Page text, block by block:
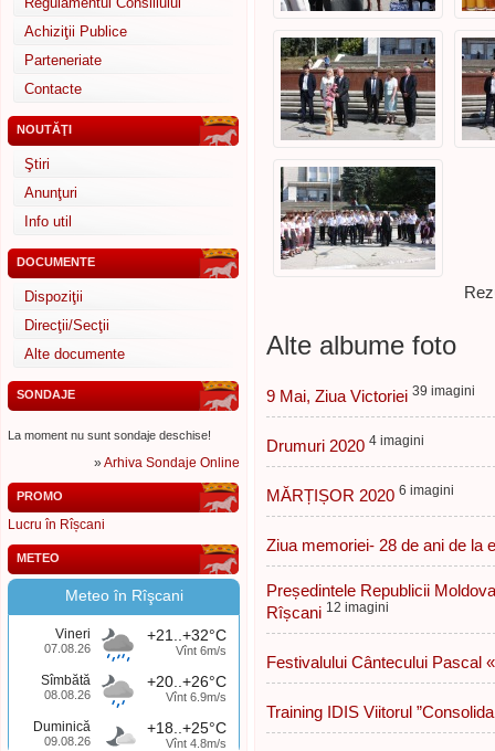
Achiziţii Publice
Parteneriate
Contacte
NOUTĂŢI
Ştiri
Anunţuri
Info util
DOCUMENTE
Dispoziţii
Direcţii/Secţii
Alte documente
SONDAJE
La moment nu sunt sondaje deschise!
»Arhiva Sondaje Online
PROMO
Lucru în Rîșcani
METEO
Meteo în Rîşcani
Vineri
07.08.26
+21..+32°C
Vînt 6m/s
Sîmbătă
08.08.26
+20..+26°C
Vînt 6.9m/s
Duminică
09.08.26
+18..+25°C
Vînt 4.8m/s
Alte albume foto
9 Mai, Ziua Victoriei 39 imagini
Drumuri 2020 4 imagini
MĂRȚIȘOR 2020 6 imagini
Ziua memoriei- 28 de ani de la
Președintele Republicii
Rîșcani 12 imagini
Festivalului Cântecului Pascal
Training IDIS Viitorul